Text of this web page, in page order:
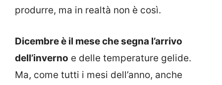
produrre, ma in realtà non è così.
Dicembre è il mese che segna l’arrivo
dell’inverno e delle temperature gelide.
Ma, come tutti i mesi dell’anno, anche